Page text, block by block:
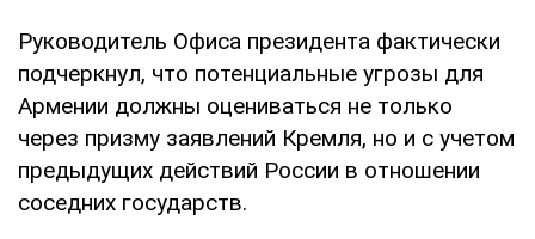
Руководитель Офиса президента фактически
подчеркнул, что потенциальные угрозы для
Армении должны оцениваться не только
через призму заявлений Кремля, но и с учетом
предыдущих действий России в отношении
соседних государств.